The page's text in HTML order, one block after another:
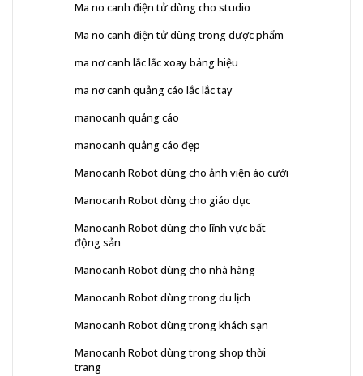
Ma no canh điện tử dùng cho studio
Ma no canh điện tử dùng trong dược phẩm
ma nơ canh lắc lắc xoay bảng hiệu
ma nơ canh quảng cáo lắc lắc tay
manocanh quảng cáo
manocanh quảng cáo đẹp
Manocanh Robot dùng cho ảnh viện áo cưới
Manocanh Robot dùng cho giáo dục
Manocanh Robot dùng cho lĩnh vực bất
động sản
Manocanh Robot dùng cho nhà hàng
Manocanh Robot dùng trong du lịch
Manocanh Robot dùng trong khách sạn
Manocanh Robot dùng trong shop thời
trang